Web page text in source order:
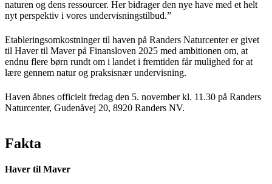
naturen og dens ressourcer. Her bidrager den nye have med et helt
nyt perspektiv i vores undervisningstilbud.”
Etableringsomkostninger til haven på Randers Naturcenter er givet
til Haver til Maver på Finansloven 2025 med ambitionen om, at
endnu flere børn rundt om i landet i fremtiden får mulighed for at
lære gennem natur og praksisnær undervisning.
Haven åbnes officielt fredag den 5. november kl. 11.30 på Randers
Naturcenter, Gudenåvej 20, 8920 Randers NV.
Fakta
Haver til Maver